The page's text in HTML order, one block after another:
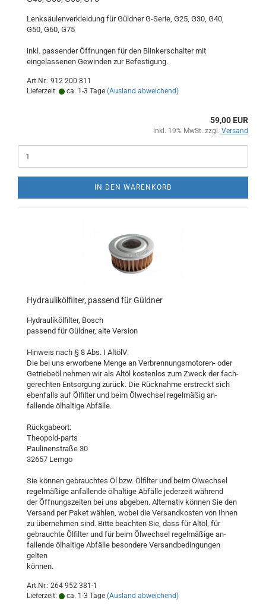
Lenksäulenverkleidung für Güldner G-Serie, G25, G30, G40,
G50, G60, G75
inkl. passender Öffnungen für den Blinkerschalter mit
eingelassenen Gewinden zur Befestigung.
Art.Nr.: 912 200 811
Lieferzeit:
ca. 1-3 Tage (Ausland abweichend)
59,00 EUR
inkl. 19% MwSt. zzgl. Versand
IN DEN WARENKORB
Hydraulikölfilter, passend für Güldner
Hydraulikölfilter, Bosch
passend für Güldner, alte Version
Hinweis nach § 8 Abs. I AltölV:
Die bei uns erworbene Menge an Verbrennungsmotoren- oder
Getriebeöl nehmen wir als Altöl kostenlos zum Zweck der fach-
gerechten Entsorgung zurück. Die Rücknahme erstreckt sich
ebenfalls auf Ölfilter und beim Ölwechsel regelmäßig an-
fallende ölhaltige Abfälle.
Rückgabeort:
Theopold-parts
Paulinenstraße 30
32657 Lemgo
Sie können gebrauchtes Öl bzw. Ölfilter und beim Ölwechsel
regelmäßige anfallende ölhaltige Abfälle jederzeit während
der Öffnungszeiten bei uns abgeben. Alternativ können Sie den
Versand per Paket wählen, wobei die Versandkosten von Ihnen
zu übernehmen sind. Bitte beachten Sie, dass für Altöl, für
gebrauchte Ölfilter und für beim Ölwechsel regelmäßige an-
fallende ölhaltige Abfälle besondere Versandbedingungen
gelten
können.
Art.Nr.: 264 952 381-1
Lieferzeit:
ca. 1-3 Tage (Ausland abweichend)